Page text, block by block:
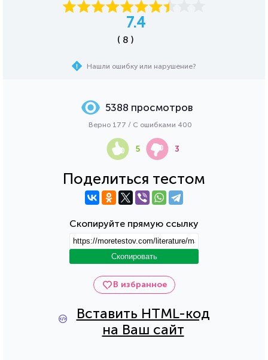
7.4
( 8 )
Нашли ошибку или нарушение?
В избранное
Вставить HTML-код
на Ваш сайт
Поделиться тестом
Скопируйте прямую ссылку
Скопировать
5388 просмотров
Верно 177 / С ошибками 400
5 3